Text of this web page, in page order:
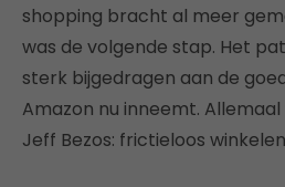
shopping bracht al meer
was de volgende stap. Het
sterk bijgedragen aan de
Amazon nu inneemt.
Jeff Bezos: frictieloos